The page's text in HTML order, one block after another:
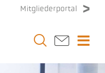
Mitgliederportal